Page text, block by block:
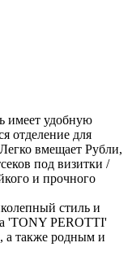
имеет удобную
отделение для
вмещает Рубли,
под визитки /
и прочного
стиль и
'TONY PEROTTI'
а также родным и